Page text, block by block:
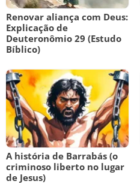
Renovar aliança com Deus:
Explicação de
Deuteronômio 29 (Estudo
Bíblico)
A história de Barrabás (o
criminoso liberto no lugar
de Jesus)